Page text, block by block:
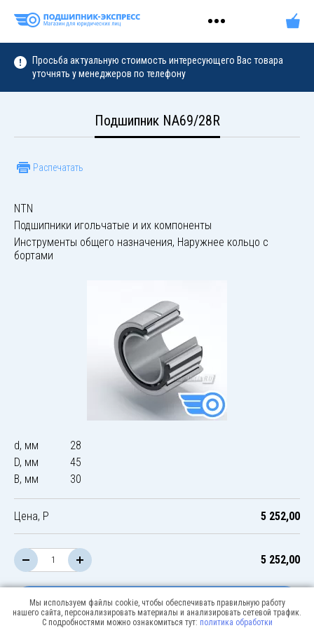
Просьба актуальную стоимость интересующего Вас товара
уточнять у менеджеров по телефону
Подшипник NA69/28R
Распечатать
NTN
Подшипники игольчатые и их компоненты
Инструменты общего назначения, Наружнее кольцо с
бортами
d, мм
28
D, мм
45
B, мм
30
Цена, Р 5 252,00
5 252,00
В корзину
Мы используем файлы cookie, чтобы обеспечивать правильную работу
нашего сайта, персонализировать материалы и анализировать сетевой трафик.
С подробностями можно ознакомиться тут: политика обработки